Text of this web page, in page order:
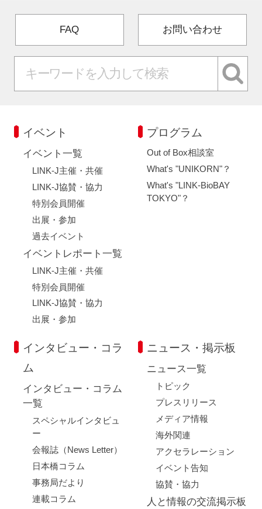
FAQ お問い合わせ
イベント
イベント一覧
LINK-J主催・共催
LINK-J協賛・協力
特別会員開催
出展・参加
過去イベント
イベントレポート一覧
LINK-J主催・共催
特別会員開催
LINK-J協賛・協力
出展・参加
プログラム
Out of Box相談室
What's "UNIKORN"？
What's "LINK-BioBAY
TOKYO"？
インタビュー・コラ
ム
インタビュー・コラム
一覧
スペシャルインタビュ
ー
会報誌（News Letter）
日本橋コラム
事務局だより
連載コラム
ニュース・掲示板
ニュース一覧
トピック
プレスリリース
メディア情報
海外関連
アクセラレーション
イベント告知
協賛・協力
人と情報の交流掲示板